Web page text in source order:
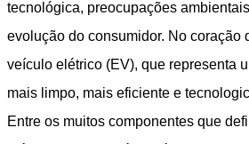
tecnológica, preocupações
evolução do consumidor. No coração
veículo elétrico (EV), que representa
mais limpo, mais eficiente e
Entre os muitos componentes que